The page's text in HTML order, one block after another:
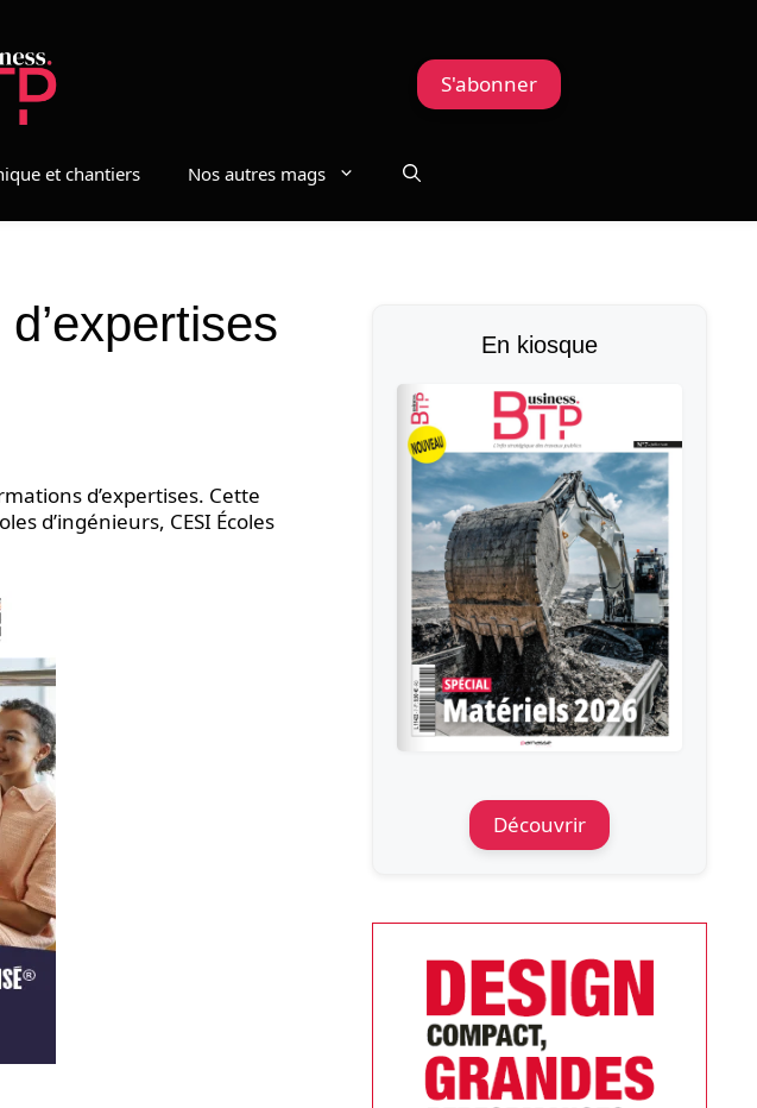
et chantiers Nos autres mags
S'abonner
d’expertises. Cette
d’ingénieurs, CESI Écoles
En kiosque
Découvrir